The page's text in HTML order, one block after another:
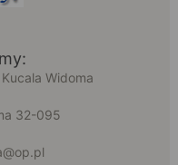
Widoma
32-095